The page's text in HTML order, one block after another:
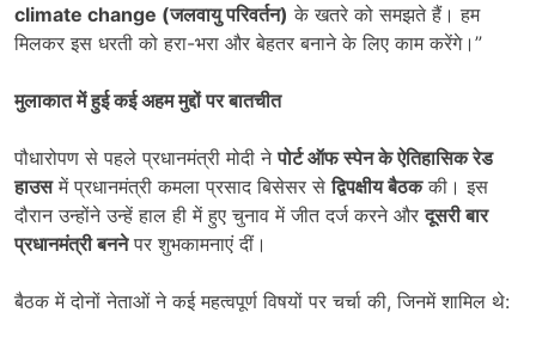
climate change (जलवायु परिवर्तन) के खतरे को समझते हैं। हम
मिलकर इस धरती को हरा-भरा और बेहतर बनाने के लिए काम करेंगे।”
मुलाकात में हुई कई अहम मुद्दों पर बातचीत
पौधारोपण से पहले प्रधानमंत्री मोदी नेपोर्ट ऑफ स्पेन के ऐतिहासिक रेड
हाउसमें प्रधानमंत्री कमला प्रसाद बिसेसर सेद्विपक्षीय बैठककी। इस
दौरान उन्होंने उन्हें हाल ही में हुए चुनाव में जीत दर्ज करने औरदूसरी बार
प्रधानमंत्री बननेपर शुभकामनाएं दीं।
बैठक में दोनों नेताओं ने कई महत्वपूर्ण विषयों पर चर्चा की, जिनमें शामिल थे: